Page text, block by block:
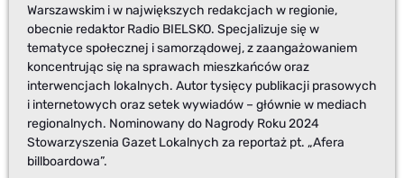
Warszawskim i w największych redakcjach w regionie,
obecnie redaktor Radio BIELSKO. Specjalizuje się w
tematyce społecznej i samorządowej, z zaangażowaniem
koncentrując się na sprawach mieszkańców oraz
interwencjach lokalnych. Autor tysięcy publikacji prasowych
i internetowych oraz setek wywiadów – głównie w mediach
regionalnych. Nominowany do Nagrody Roku 2024
Stowarzyszenia Gazet Lokalnych za reportaż pt. „Afera
billboardowa”.